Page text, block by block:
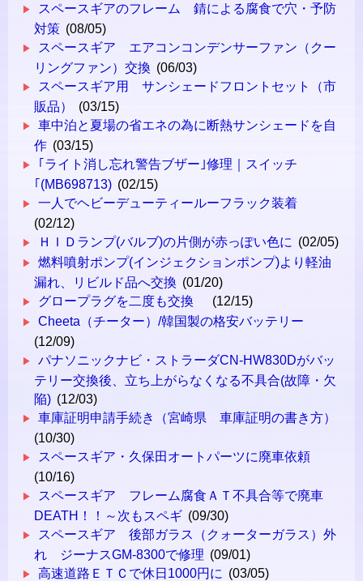
スペースギアのフレーム 錆による腐食で穴・予防
対策 (08/05)
スペースギア エアコンコンデンサーファン（クー
リングファン）交換 (06/03)
スペースギア用 サンシェードフロントセット（市
販品）
(03/15)
車中泊と夏場の省エネの為に断熱サンシェードを自
作 (03/15)
｢ライト消し忘れ警告ブザー｣修理｜スイッチ
｢(MB698713) (02/15)
一人でヘビーデューティールーフラック装着
(02/12)
ＨＩＤランプ(バルブ)の片側が赤っぽい色に (02/05)
燃料噴射ポンプ(インジェクションポンプ)より軽油
漏れ、リビルド品へ交換 (01/20)
グロープラグを二度も交換
(12/15)
Cheeta（チーター）/韓国製の格安バッテリー
(12/09)
パナソニックナビ・ストラーダCN-HW830Dがバッ
テリー交換後、立ち上がらなくなる不具合(故障・欠
陥) (12/03)
車庫証明申請手続き（宮崎県 車庫証明の書き方）
(10/30)
スペースギア・久保田オートパーツに廃車依頼
(10/16)
スペースギア フレーム腐食ＡＴ不具合等で廃車
DEATH！！～次もスペギ (09/30)
スペースギア 後部ガラス（クォーターガラス）外
れ ジーナスGM-8300で修理 (09/01)
高速道路ＥＴＣで休日1000円に (03/05)